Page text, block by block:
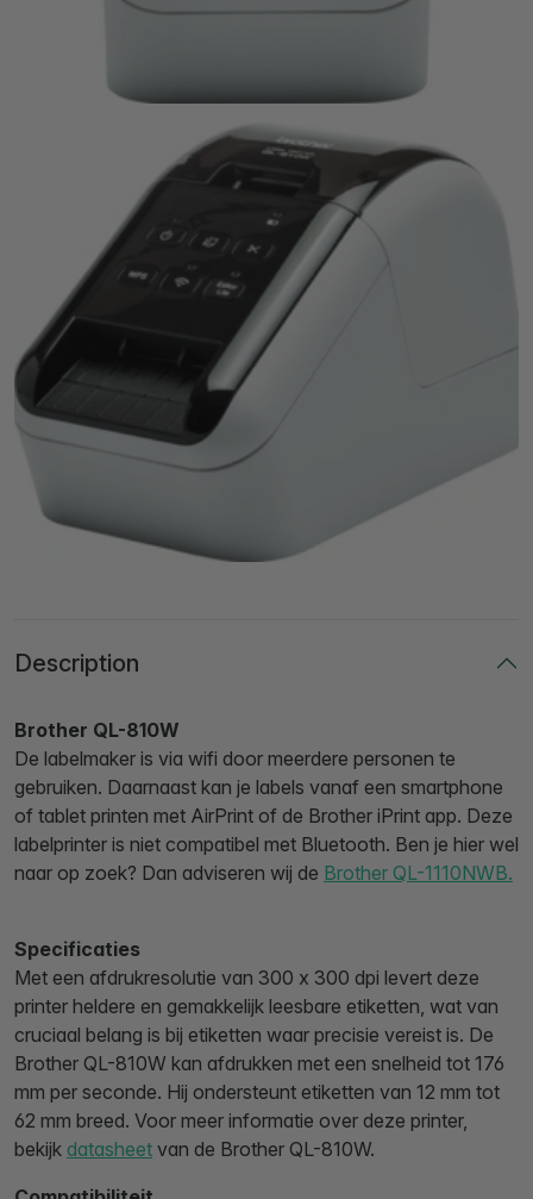
Description
Brother QL-810W
De labelmaker is via wifi door meerdere personen te
gebruiken. Daarnaast kan je labels vanaf een smartphone
of tablet printen met AirPrint of de Brother iPrint app. Deze
labelprinter is niet compatibel met Bluetooth. Ben je hier wel
naar op zoek? Dan adviseren wij de Brother QL-1110NWB.
Specificaties
Met een afdrukresolutie van 300 x 300 dpi levert deze
printer heldere en gemakkelijk leesbare etiketten, wat van
cruciaal belang is bij etiketten waar precisie vereist is. De
Brother QL-810W kan afdrukken met een snelheid tot 176
mm per seconde. Hij ondersteunt etiketten van 12 mm tot
62 mm breed. Voor meer informatie over deze printer,
bekijk datasheet van de Brother QL-810W.